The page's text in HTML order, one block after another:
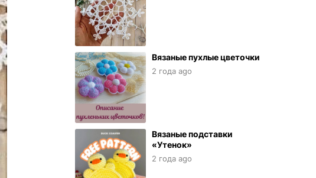
Вязаные пухлые цветочки
2 года ago
Вязаные подставки
«Утенок»
2 года ago